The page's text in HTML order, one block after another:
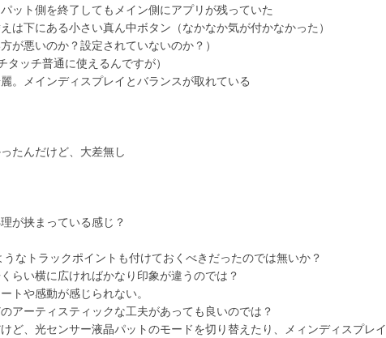
ト側を終了してもメイン側にアプリが残っていた
は下にある小さい真ん中ボタン（なかなか気が付かなかった）
が悪いのか？設定されていないのか？）
ッチ普通に使えるんですが）
。メインディスプレイとバランスが取れている
たんだけど、大差無し
が挟まっている感じ？
なトラックポイントも付けておくべきだったのでは無いか？
らい横に広ければかなり印象が違うのでは？
トや感動が感じられない。
アーティスティックな工夫があっても良いのでは？
ど、光センサー液晶パットのモードを切り替えたり、メィンディスプレイ